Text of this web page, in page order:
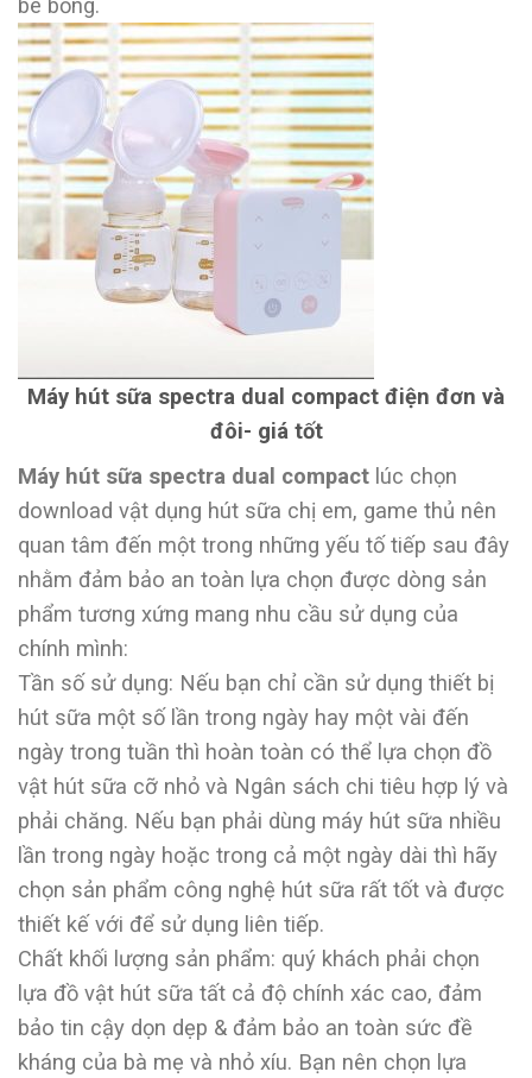
bé bỏng.
Máy hút sữa spectra dual compact điện đơn và
đôi- giá tốt
Máy hút sữa spectra dual compact lúc chọn
download vật dụng hút sữa chị em, game thủ nên
quan tâm đến một trong những yếu tố tiếp sau đây
nhằm đảm bảo an toàn lựa chọn được dòng sản
phẩm tương xứng mang nhu cầu sử dụng của
chính mình:
Tần số sử dụng: Nếu bạn chỉ cần sử dụng thiết bị
hút sữa một số lần trong ngày hay một vài đến
ngày trong tuần thì hoàn toàn có thể lựa chọn đồ
vật hút sữa cỡ nhỏ và Ngân sách chi tiêu hợp lý và
phải chăng. Nếu bạn phải dùng máy hút sữa nhiều
lần trong ngày hoặc trong cả một ngày dài thì hãy
chọn sản phẩm công nghệ hút sữa rất tốt và được
thiết kế với để sử dụng liên tiếp.
Chất khối lượng sản phẩm: quý khách phải chọn
lựa đồ vật hút sữa tất cả độ chính xác cao, đảm
bảo tin cậy dọn dẹp & đảm bảo an toàn sức đề
kháng của bà mẹ và nhỏ xíu. Bạn nên chọn lựa